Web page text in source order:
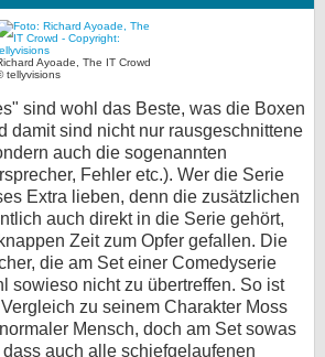
Ayoade, The IT Crowd
tellyvisions
sind wohl das Beste, was die Boxen
damit sind nicht nur rausgeschnittene
auch die sogenannten
Fehler etc.). Wer die Serie
Extra lieben, denn die zusätzlichen
auch direkt in die Serie gehört,
Zeit zum Opfer gefallen. Die
die am Set einer Comedyserie
sowieso nicht zu übertreffen. So ist
zu seinem Charakter Moss
Mensch, doch am Set sowas
auch alle schiefgelaufenen